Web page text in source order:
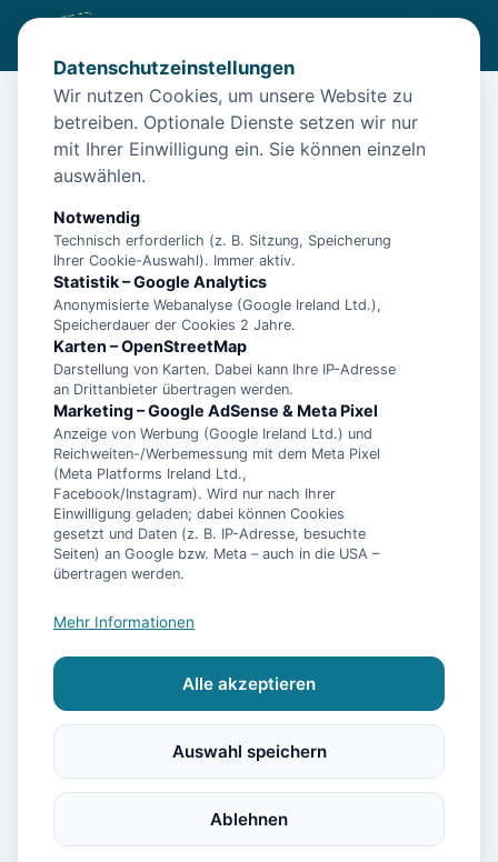
/Unterkünfte /Baltrum/
Baltrum – Hotel Strandhof für 6 Personen – Nordseeurlaub
Baltrum – Hotel Strandhof für 6
Personen – Nordseeurlaub
26579 Baltrum
Ausstattung
Datenschutzeinstellungen
Wir nutzen Cookies, um unsere Website zu
betreiben. Optionale Dienste setzen wir nur
mit Ihrer Einwilligung ein. Sie können einzeln
auswählen.
Notwendig
Technisch erforderlich (z. B. Sitzung, Speicherung
Ihrer Cookie-Auswahl). Immer aktiv.
Statistik – Google Analytics
Anonymisierte Webanalyse (Google Ireland Ltd.),
Speicherdauer der Cookies 2 Jahre.
Karten – OpenStreetMap
Darstellung von Karten. Dabei kann Ihre IP-Adresse
an Drittanbieter übertragen werden.
Marketing – Google AdSense & Meta Pixel
Anzeige von Werbung (Google Ireland Ltd.) und
Reichweiten-/Werbemessung mit dem Meta Pixel
(Meta Platforms Ireland Ltd.,
Facebook/Instagram). Wird nur nach Ihrer
Einwilligung geladen; dabei können Cookies
gesetzt und Daten (z. B. IP-Adresse, besuchte
Seiten) an Google bzw. Meta – auch in die USA –
übertragen werden.
Mehr Informationen
Alle akzeptieren
Auswahl speichern
Ablehnen